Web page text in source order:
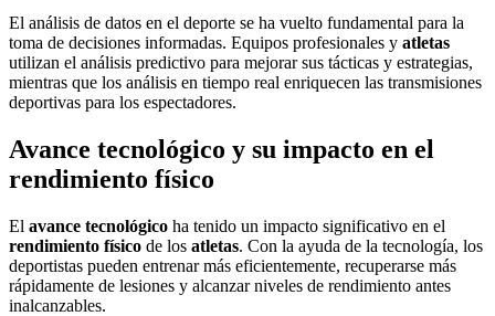
El análisis de datos en el deporte se ha vuelto fundamental para la
toma de decisiones informadas. Equipos profesionales y atletas
utilizan el análisis predictivo para mejorar sus tácticas y estrategias,
mientras que los análisis en tiempo real enriquecen las transmisiones
deportivas para los espectadores.
Avance tecnológico y su impacto en el
rendimiento físico
El avance tecnológico ha tenido un impacto significativo en el
rendimiento físico de los atletas. Con la ayuda de la tecnología, los
deportistas pueden entrenar más eficientemente, recuperarse más
rápidamente de lesiones y alcanzar niveles de rendimiento antes
inalcanzables.